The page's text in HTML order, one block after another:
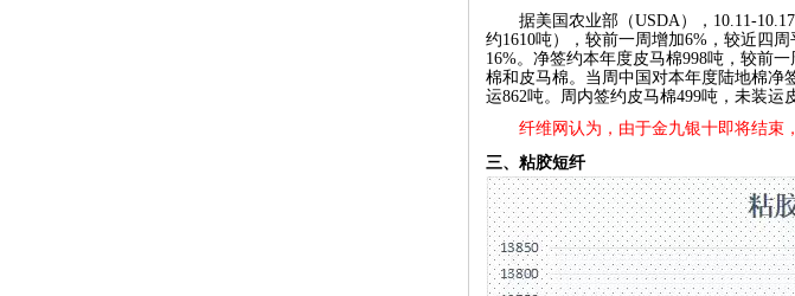
据美国农业部（USDA），10.11-
约1610吨），较前一周增加6%，较近四
16%。净签约本年度皮马棉998吨，较前
棉和皮马棉。当周中国对本年度陆地棉净
运862吨。周内签约皮马棉499吨，未装运
纤维网认为，由于金九银十即将结束
三、 粘胶短纤